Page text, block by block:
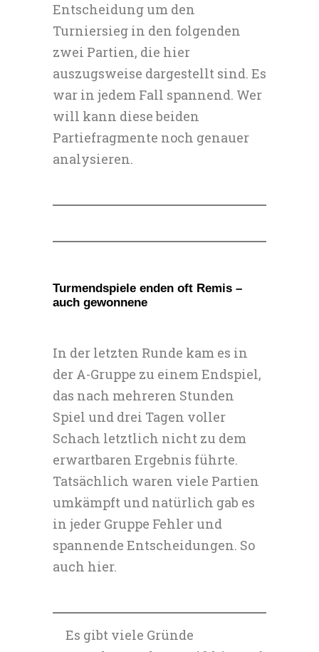
Entscheidung um den
Turniersieg in den folgenden
zwei Partien, die hier
auszugsweise dargestellt sind. Es
war in jedem Fall spannend. Wer
will kann diese beiden
Partiefragmente noch genauer
analysieren.
Turmendspiele enden oft Remis –
auch gewonnene
In der letzten Runde kam es in
der A-Gruppe zu einem Endspiel,
das nach mehreren Stunden
Spiel und drei Tagen voller
Schach letztlich nicht zu dem
erwartbaren Ergebnis führte.
Tatsächlich waren viele Partien
umkämpft und natürlich gab es
in jeder Gruppe Fehler und
spannende Entscheidungen. So
auch hier.
Es gibt viele Gründe